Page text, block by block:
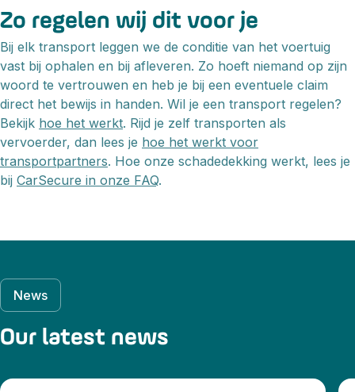
Zo regelen wij dit voor je
Bij elk transport leggen we de conditie van het voertuig
vast bij ophalen en bij afleveren. Zo hoeft niemand op zijn
woord te vertrouwen en heb je bij een eventuele claim
direct het bewijs in handen. Wil je een transport regelen?
Bekijk hoe het werkt. Rijd je zelf transporten als
vervoerder, dan lees je hoe het werkt voor
transportpartners. Hoe onze schadedekking werkt, lees je
bij CarSecure in onze FAQ.
News
Our latest news